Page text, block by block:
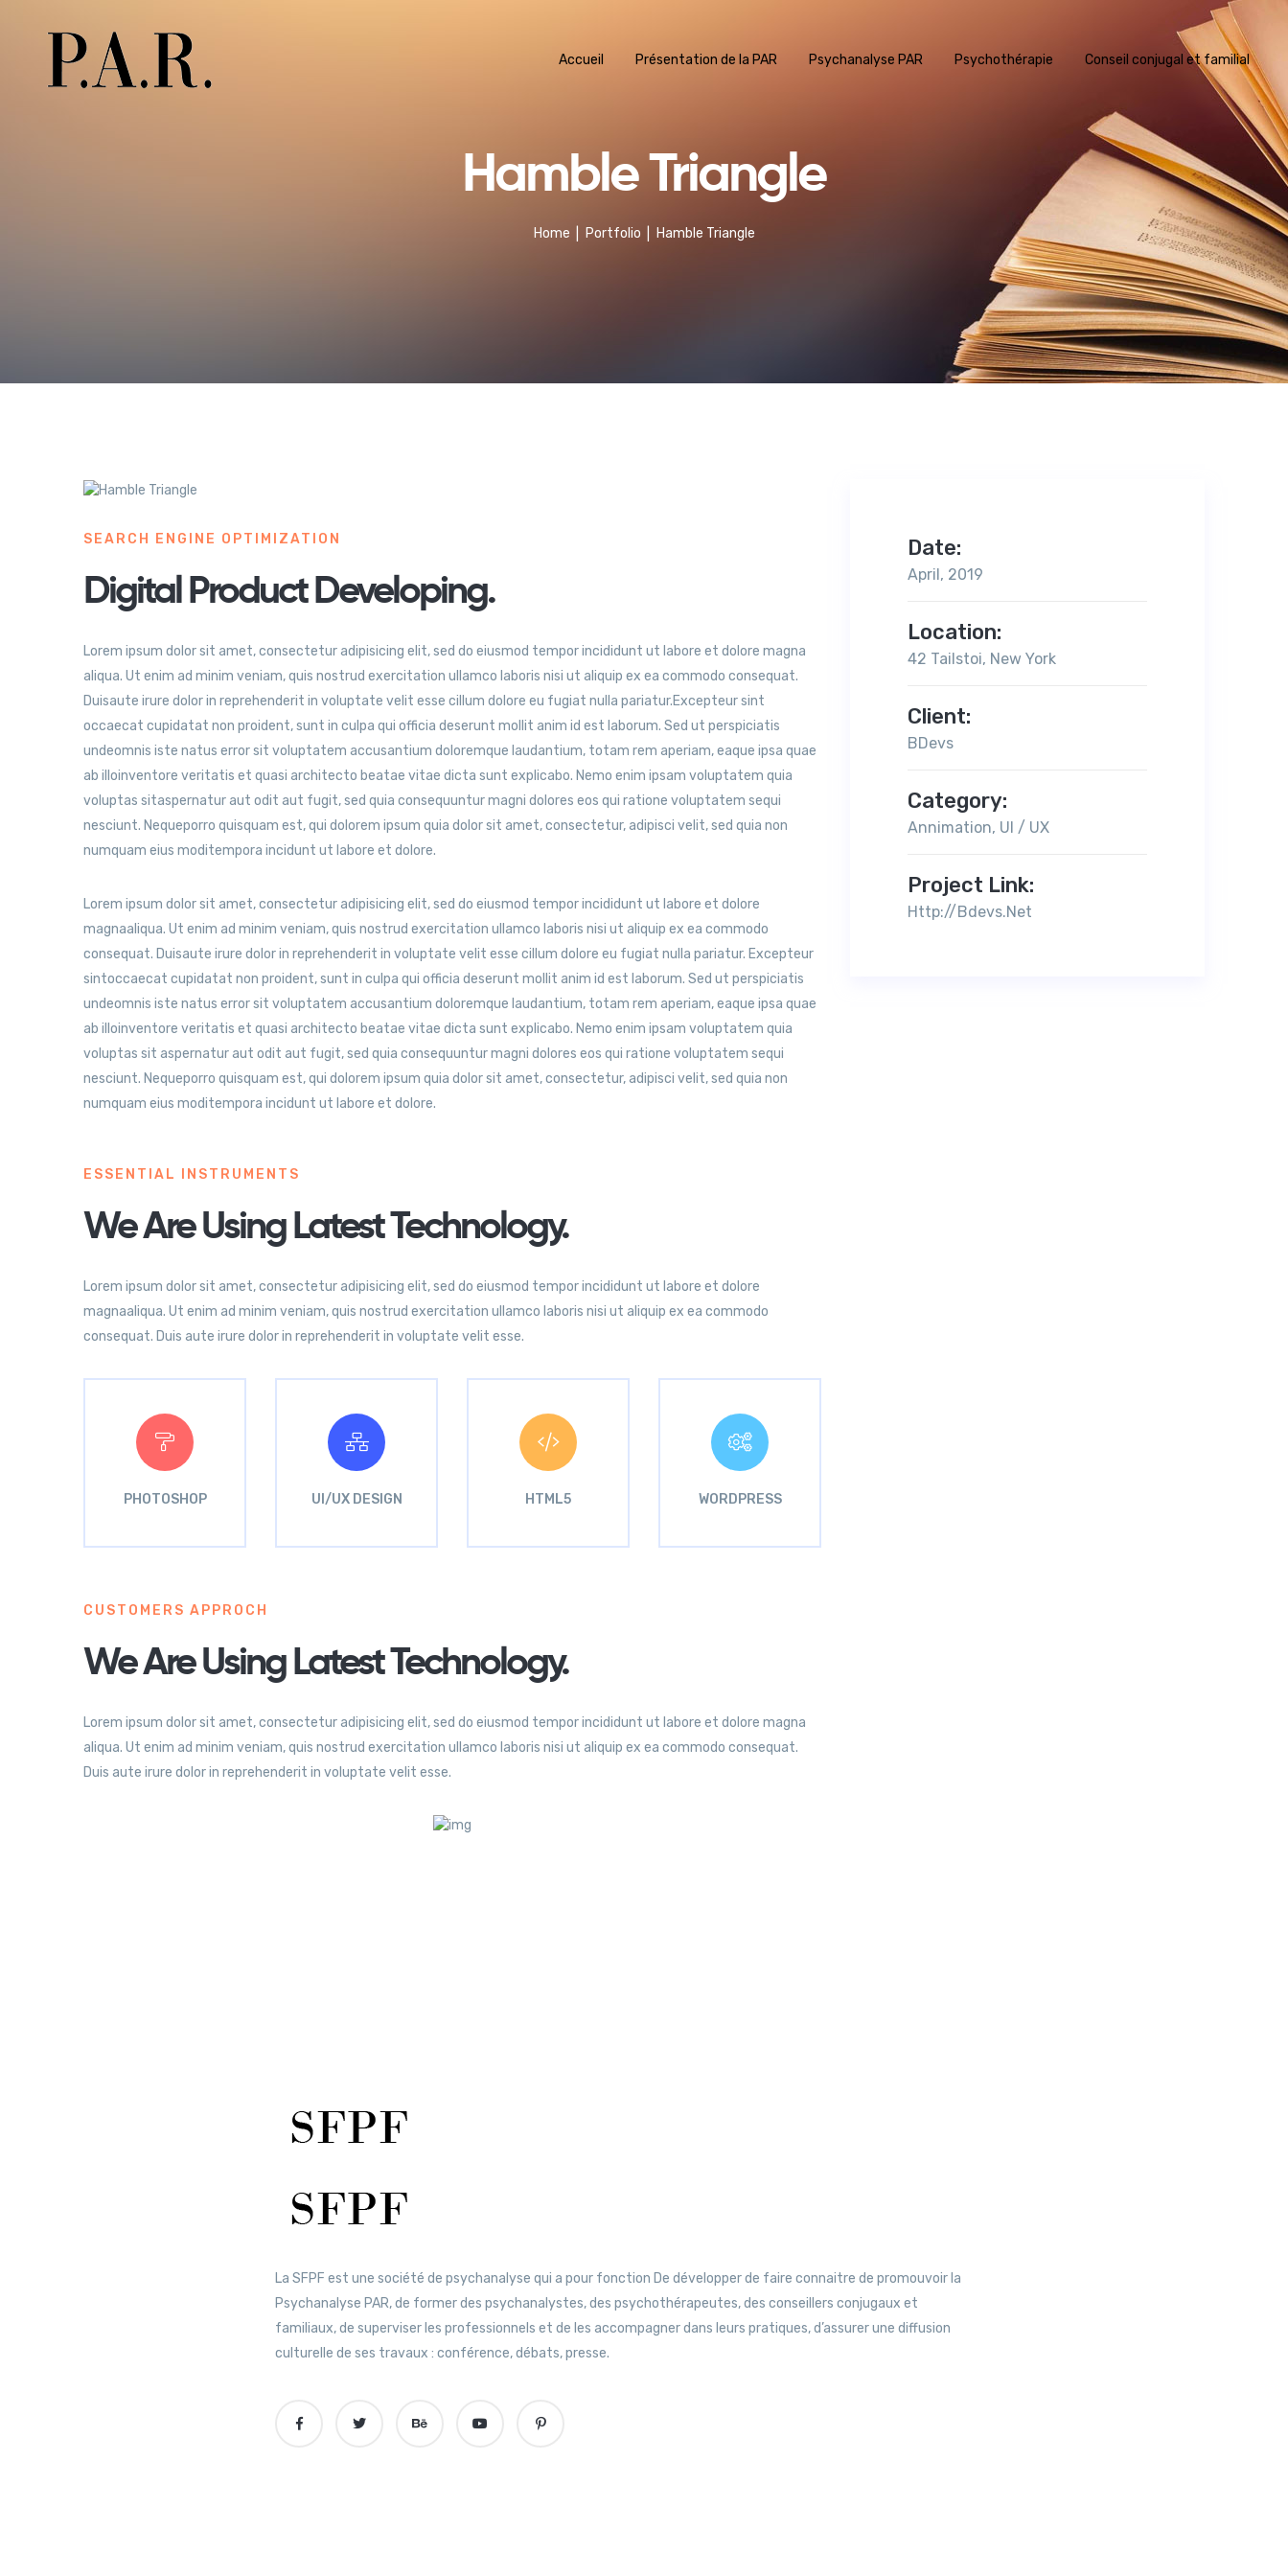
Accueil Présentation de la PAR Psychanalyse PAR Psychothérapie Conseil conjugal et familial
Hamble Triangle
Home Portfolio Hamble Triangle
SEARCH ENGINE OPTIMIZATION
Digital Product Developing.
Lorem ipsum dolor sit amet, consectetur adipisicing elit, sed do eiusmod tempor incididunt ut labore et dolore magna
aliqua. Ut enim ad minim veniam, quis nostrud exercitation ullamco laboris nisi ut aliquip ex ea commodo consequat.
Duisaute irure dolor in reprehenderit in voluptate velit esse cillum dolore eu fugiat nulla pariatur.Excepteur sint
occaecat cupidatat non proident, sunt in culpa qui officia deserunt mollit anim id est laborum. Sed ut perspiciatis
undeomnis iste natus error sit voluptatem accusantium doloremque laudantium, totam rem aperiam, eaque ipsa quae
ab illoinventore veritatis et quasi architecto beatae vitae dicta sunt explicabo. Nemo enim ipsam voluptatem quia
voluptas sitaspernatur aut odit aut fugit, sed quia consequuntur magni dolores eos qui ratione voluptatem sequi
nesciunt. Nequeporro quisquam est, qui dolorem ipsum quia dolor sit amet, consectetur, adipisci velit, sed quia non
numquam eius moditempora incidunt ut labore et dolore.
Lorem ipsum dolor sit amet, consectetur adipisicing elit, sed do eiusmod tempor incididunt ut labore et dolore
magnaaliqua. Ut enim ad minim veniam, quis nostrud exercitation ullamco laboris nisi ut aliquip ex ea commodo
consequat. Duisaute irure dolor in reprehenderit in voluptate velit esse cillum dolore eu fugiat nulla pariatur. Excepteur
sintoccaecat cupidatat non proident, sunt in culpa qui officia deserunt mollit anim id est laborum. Sed ut perspiciatis
undeomnis iste natus error sit voluptatem accusantium doloremque laudantium, totam rem aperiam, eaque ipsa quae
ab illoinventore veritatis et quasi architecto beatae vitae dicta sunt explicabo. Nemo enim ipsam voluptatem quia
voluptas sit aspernatur aut odit aut fugit, sed quia consequuntur magni dolores eos qui ratione voluptatem sequi
nesciunt. Nequeporro quisquam est, qui dolorem ipsum quia dolor sit amet, consectetur, adipisci velit, sed quia non
numquam eius moditempora incidunt ut labore et dolore.
ESSENTIAL INSTRUMENTS
We Are Using Latest Technology.
Lorem ipsum dolor sit amet, consectetur adipisicing elit, sed do eiusmod tempor incididunt ut labore et dolore
magnaaliqua. Ut enim ad minim veniam, quis nostrud exercitation ullamco laboris nisi ut aliquip ex ea commodo
consequat. Duis aute irure dolor in reprehenderit in voluptate velit esse.
PHOTOSHOP UI/UX DESIGN HTML5 WORDPRESS
CUSTOMERS APPROCH
We Are Using Latest Technology.
Lorem ipsum dolor sit amet, consectetur adipisicing elit, sed do eiusmod tempor incididunt ut labore et dolore magna
aliqua. Ut enim ad minim veniam, quis nostrud exercitation ullamco laboris nisi ut aliquip ex ea commodo consequat.
Duis aute irure dolor in reprehenderit in voluptate velit esse.
Date:
April, 2019
Location:
42 Tailstoi, New York
Client:
BDevs
Category:
Annimation, UI / UX
Project Link:
Http://bdevs.net
La SFPF est une société de psychanalyse qui a pour fonction De développer de faire connaitre de promouvoir la
Psychanalyse PAR, de former des psychanalystes, des psychothérapeutes, des conseillers conjugaux et
familiaux, de superviser les professionnels et de les accompagner dans leurs pratiques, d’assurer une diffusion
culturelle de ses travaux : conférence, débats, presse.